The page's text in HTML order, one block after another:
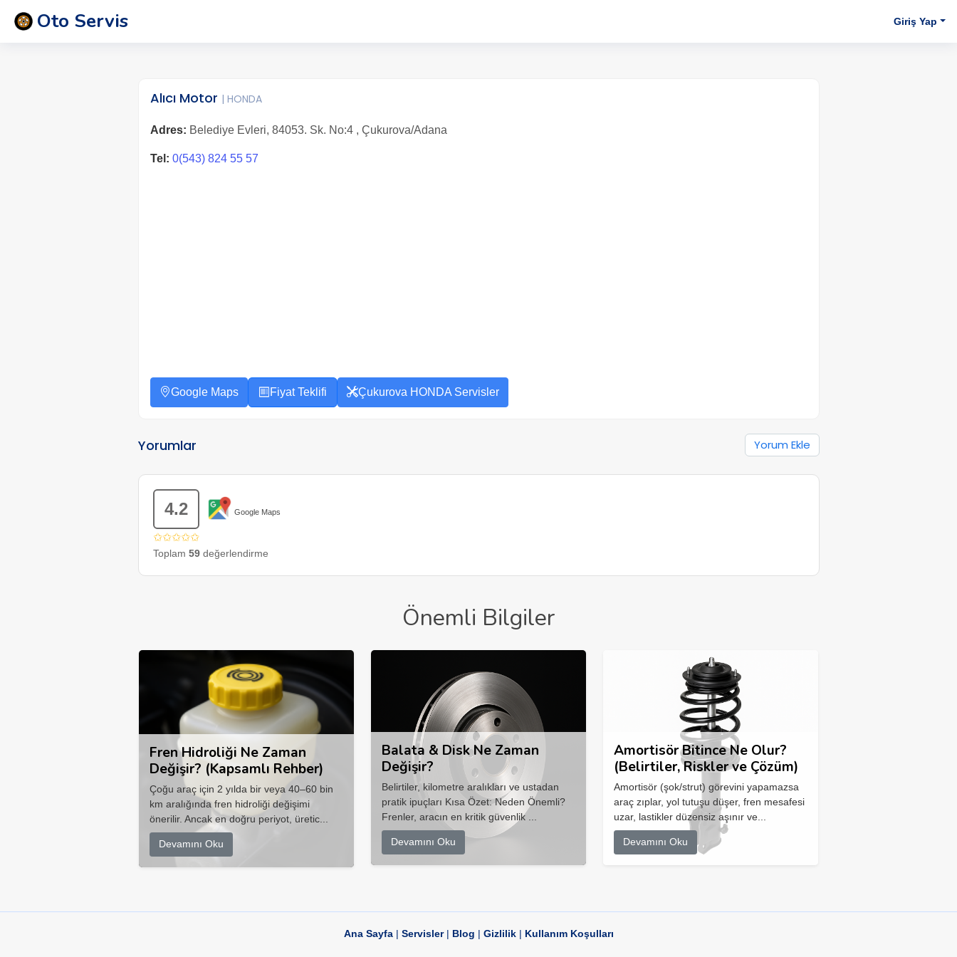
Oto Servis Giriş Yap
Alıcı Motor | HONDA
Adres: Belediye Evleri, 84053. Sk. No:4 , Çukurova/Adana
Tel: 0(543) 824 55 57
Google Maps Fiyat Teklifi Çukurova HONDA Servisler
Yorumlar Yorum Ekle
4.2 Google Maps
✩✩✩✩✩
Toplam 59değerlendirme
Önemli Bilgiler
Fren Hidroliği Ne Zaman
Değişir? (Kapsamlı Rehber)
Çoğu araç için 2 yılda bir veya 40–60 bin
km aralığında fren hidroliği değişimi
önerilir. Ancak en doğru periyot, üretic...
Devamını Oku
Balata & Disk Ne Zaman
Değişir?
Belirtiler, kilometre aralıkları ve ustadan
pratik ipuçları Kısa Özet: Neden Önemli?
Frenler, aracın en kritik güvenlik ...
Devamını Oku
Amortisör Bitince Ne Olur?
(Belirtiler, Riskler ve Çözüm)
Amortisör (şok/strut) görevini yapamazsa
araç zıplar, yol tutuşu düşer, fren mesafesi
uzar, lastikler düzensiz aşınır ve...
Devamını Oku
Ana Sayfa| Servisler| Blog | Gizlilik| Kullanım Koşulları